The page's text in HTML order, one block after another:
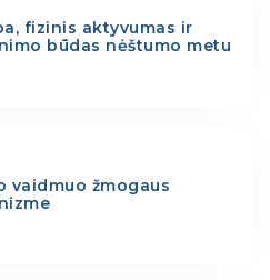
fizinis aktyvumas ir
būdas nėštumo metu
vaidmuo žmogaus